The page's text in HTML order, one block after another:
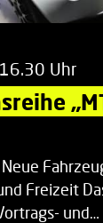
Uhr
Freizeit
und…